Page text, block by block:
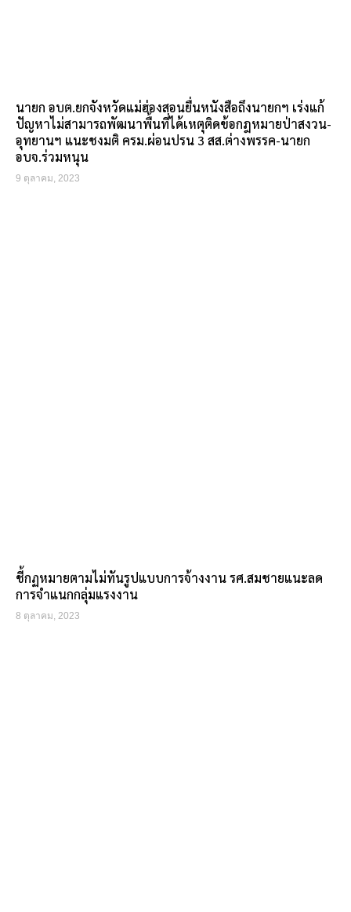
นายก อบต.ยกจังหวัดแม่ฮ่องสอนยื่นหนังสือถึงนายกฯ เร่งแก้
ปัญหาไม่สามารถพัฒนาพื้นที่ได้เหตุติดข้อกฎหมายป่าสงวน-
อุทยานฯ แนะชงมติ ครม.ผ่อนปรน 3 สส.ต่างพรรค-นายก
อบจ.ร่วมหนุน
9 ตุลาคม, 2023
ชี้กฏหมายตามไม่ทันรูปแบบการจ้างงาน รศ.สมชายแนะลด
การจำแนกกลุ่มแรงงาน
8 ตุลาคม, 2023